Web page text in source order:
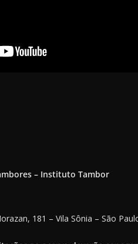
– Instituto Tambor
181 – Vila Sônia – São